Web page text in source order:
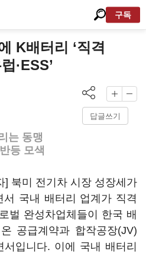
구독
K배터리 ‘직격
·ESS’
답글쓰기
는 동맹
등 모색
] 북미 전기차 시장 성장세가
서 국내 배터리 업계가 직격
벌 완성차업체들이 한국 배
공급계약과 합작공장(JV)
입니다. 이에 국내 배터리